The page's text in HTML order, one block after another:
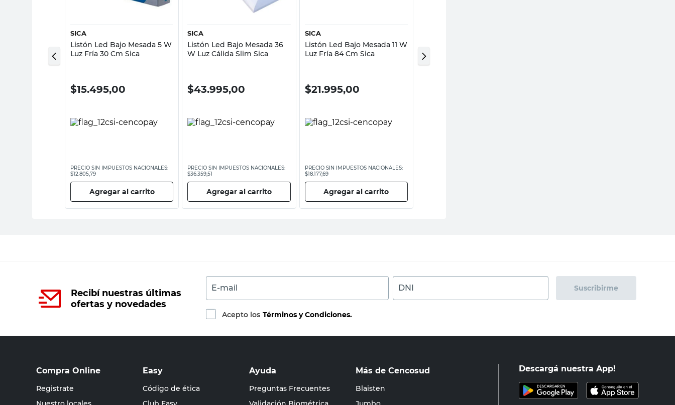
SICA
Listón Led Bajo Mesada 5 W
Luz Fría 30 Cm Sica
$15.495,00
PRECIO SIN IMPUESTOS NACIONALES:
$12.805,79
Agregar al carrito
SICA
Listón Led Bajo Mesada 36
W Luz Cálida Slim Sica
$43.995,00
PRECIO SIN IMPUESTOS NACIONALES:
$36.359,51
Agregar al carrito
SICA
Listón Led Bajo Mesada 11 W
Luz Fría 84 Cm Sica
$21.995,00
PRECIO SIN IMPUESTOS NACIONALES:
$18.177,69
Agregar al carrito
54 Cm Sica
Recibí nuestras últimas
ofertas y novedades
E-mail DNI Suscribirme
Acepto los Términos y Condiciones.
Compra Online
Registrate
Easy
Código de ética
Ayuda
Preguntas Frecuentes
Más de Cencosud
Blaisten
Descargá nuestra App!